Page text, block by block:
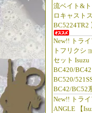
流ベイト&
ロキャスト
BC5224TR2
New!! トラ
トフリクシ
セット Isuzu
BC420/
BC520/
BC42/BC52
New!! トラ
ANGLE 【